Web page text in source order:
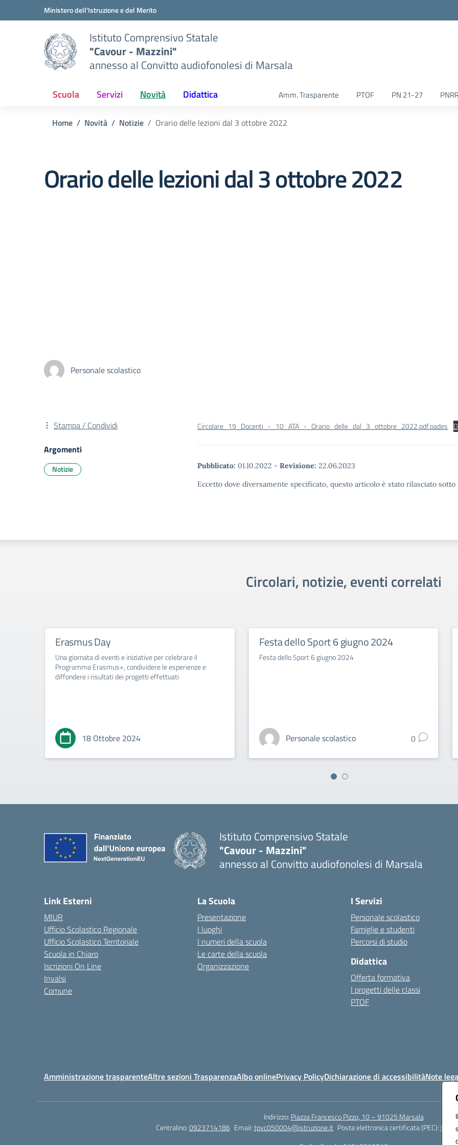
Vai ai contenuti
Vai al menu di navigazioneMinistero dell'Istruzione e del Merito
Istituto Comprensivo Statale
"Cavour - Mazzini"
annesso al Convitto audiofonolesi di Marsala
Scuola Servizi Novità Didattica Amm. Trasparente PTOF PN 21-27
Home Novità Notizie Orario delle lezioni dal 3 ottobre 2022
Orario delle lezioni dal 3 ottobre 2022
Personale scolastico
Circolare_19_Docenti_-_10_ATA_-_Orario_delle_dal_3_ottobre_2022.pdf.pades
Pubblicato: 01.10.2022 - Revisione: 22.06.2023
Eccetto dove diversamente specificato, questo articolo è stato rilasciato
Stampa / Condividi
Argomenti
Notizie
Circolari, notizie, eventi correlati
Erasmus Day
Una giornata di eventi e iniziative per celebrare il
Programma Erasmus+, condividere le esperienze e
diffondere i risultati dei progetti effettuati
18 Ottobre 2024
Festa dello Sport 6 giugno 2024
Festa dello Sport 6 giugno 2024
Personale scolastico 0
Istituto Comprensivo Statale
"Cavour - Mazzini"
annesso al Convitto audiofonolesi di Marsala
Link Esterni
MIUR
Ufficio Scolastico Regionale
Ufficio Scolastico Territoriale
Scuola in Chiaro
Iscrizioni On Line
Invalsi
Comune
La Scuola
Presentazione
I luoghi
I numeri della scuola
Le carte della scuola
Organizzazione
I Servizi
Personale scolastico
Famiglie e studenti
Percorsi di studio
Didattica
Offerta formativa
I progetti delle classi
PTOF
Amministrazione trasparenteAltre sezioni TrasparenzaAlbo onlinePrivacy PolicyDichiarazione di accessibilitàNote
Indirizzo: Piazza Francesco Pizzo, 10 – 91025 Marsala
Centralino:0923714186 Email:tpvc050004@istruzione.it Posta elettronica certificata (PEC):